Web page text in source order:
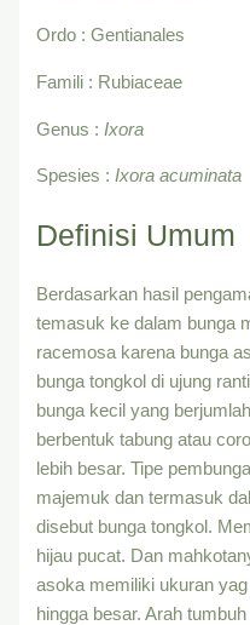
Ordo : Gentianales
Famili : Rubiaceae
Genus : Ixora
Spesies :Ixora acuminata
Definisi Umum
Berdasarkan hasil
temasuk ke dalam bunga
racemosa karena bunga
bunga tongkol di ujung
bunga kecil yang
berbentuk tabung atau
lebih besar. Tipe
majemuk dan termasuk
disebut bunga tongkol.
hijau pucat. Dan
asoka memiliki ukuran
hingga besar. Arah